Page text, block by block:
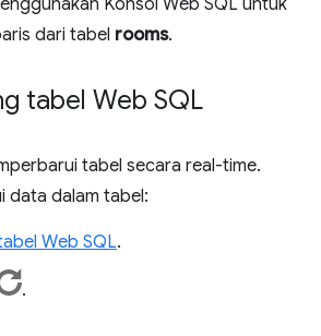
Konsol Web SQL untuk
dari tabel rooms.
tabel Web SQL
tabel secara real-time.
data dalam tabel:
Web SQL.
.